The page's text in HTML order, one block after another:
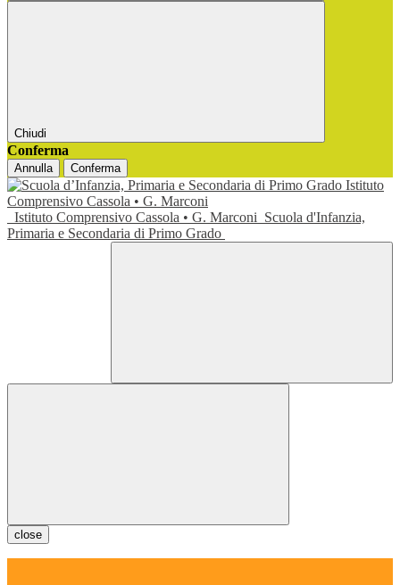
Chiudi
Conferma
Annulla Conferma
Istituto Comprensivo Cassola • G. Marconi Scuola d'Infanzia,
Primaria e Secondaria di Primo Grado
close